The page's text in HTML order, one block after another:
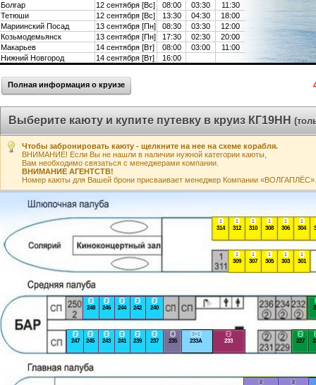
Болгар
12 сентября [Вс] 08:00 03:30
11:30
Тетюши
12 сентября [Вс] 13:30 04:30
18:00
Мариинский Посад
13 сентября [Пн] 08:30 03:30
12:00
Козьмодемьянск
13 сентября [Пн] 17:30 02:30
20:00
Макарьев
14 сентября [Вт] 08:00 03:00
11:00
Нижний Новгород
14 сентября [Вт] 16:00
Полная информация о круизе
Выберите каюту и купите путевку в круиз КГ19НН
Чтобы забронировать каюту - щелкните на нее на схеме корабля.
ВНИМАНИЕ! Если Вы не нашли в наличии нужной категории каюты,
Вам необходимо связаться с менеджерами компании.
ВНИМАНИЕ АГЕНТСТВ!
Номер каюты для Вашей брони присваивает менеджер Компании «ВОЛГАПЛЁС».
2
2
2
227
2
233
3+1
233А
4
235
2
237
2
239
2
240
2
241
2
242
2
243
2
244
2
245
2
246
2
247
2
248
1
301
1
303
1
304
1
305
1
306
1
307
1
308
1
309
1
310
1
312
1
314